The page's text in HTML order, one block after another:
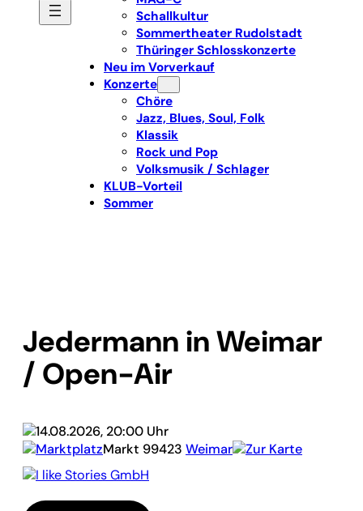
Schallkultur
Sommertheater Rudolstadt
Thüringer Schlosskonzerte
Neu im Vorverkauf
Konzerte
Chöre
Jazz, Blues, Soul, Folk
Klassik
Rock und Pop
Volksmusik / Schlager
KLUB-Vorteil
Sommer
Jedermann in Weimar
/ Open-Air
14.08.2026, 20:00 Uhr
MarktplatzMarkt 99423 Weimar
Zur Karte
I like Stories GmbH